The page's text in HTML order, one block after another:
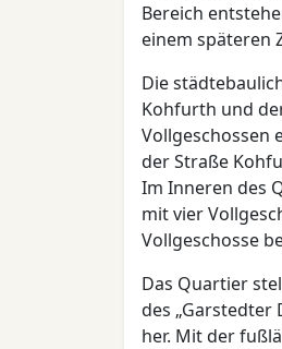
Bereich
einem späteren
Die
Kohfurth und
Vollgeschossen
der Straße
Im Inneren des
mit vier
Vollgeschosse
Das Quartier
des „Garstedter
her. Mit der